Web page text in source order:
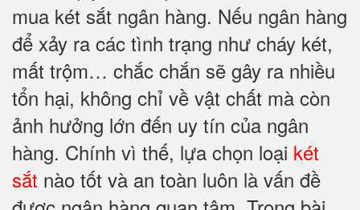
mua két sắt ngân hàng. Nếu ngân hàng
để xảy ra các tình trạng như cháy két,
mất trộm… chắc chắn sẽ gây ra nhiều
tổn hại, không chỉ về vật chất mà còn
ảnh hưởng lớn đến uy tín của ngân
hàng. Chính vì thế, lựa chọn loại két
sắt nào tốt và an toàn luôn là vấn đề